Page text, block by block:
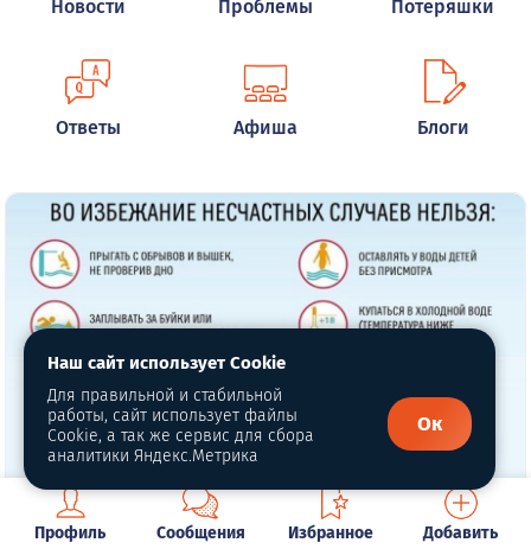
Новости Проблемы Потеряшки
Ответы Афиша Блоги
Профиль Сообщения Избранное Добавить
Наш сайт использует Cookie
Для правильной и стабильной
работы, сайт использует файлы
Cookie, а так же сервис для сбора
аналитики Яндекс.Метрика
Ок